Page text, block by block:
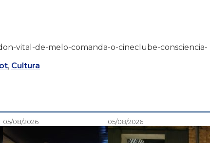
vital-de-melo-comanda-o-cineclube-consciencia-
, Cultura
05/08/2026 05/08/2026